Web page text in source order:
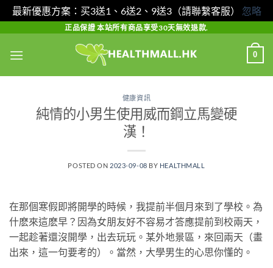
最新優惠方案：买3送1、6送2、9送3（請聯繫客服） 忽略
content
正品保證 本站所有商品享受30天無效退款.
0
健康資訊
純情的小男生使用威而鋼立馬變硬
漢！
POSTED ON 2023-09-08 BY HEALTHMALL
在那個寒假即將開學的時候，我提前半個月來到了學校。為
什麽來這麽早？因為女朋友好不容易才答應提前到校兩天，
一起趁著還沒開學，出去玩玩。某外地景區，來回兩天（畫
出來，這一句要考的）。當然，大學男生的心思你懂的。